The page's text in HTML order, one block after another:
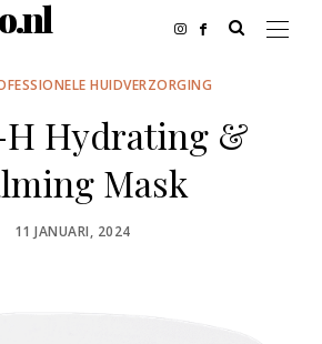
HUIDVERZORGING
Hydrating &
Mask
POSTED
11 JANUARI, 2024